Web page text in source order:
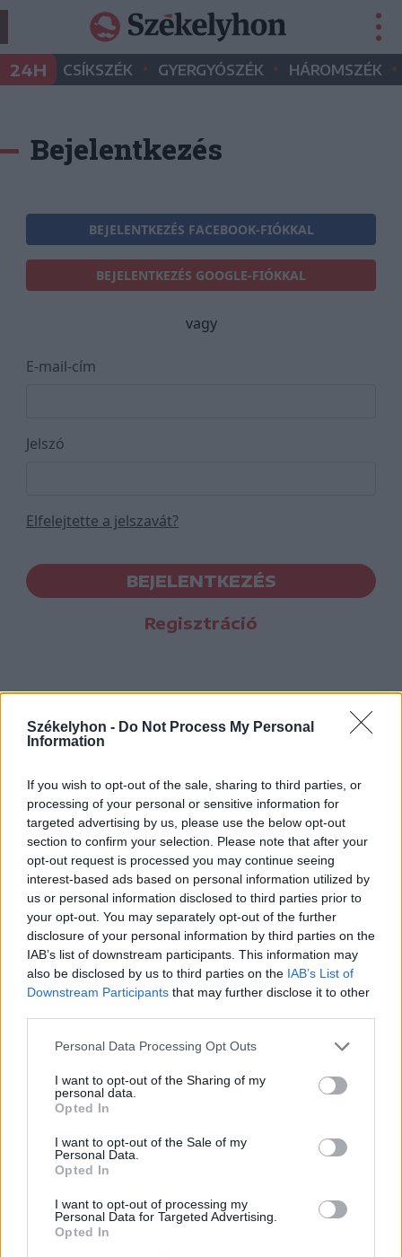
Székelyhon - Do Not Process My Personal
Information
If you wish to opt-out of the sale, sharing to third parties, or
processing of your personal or sensitive information for
targeted advertising by us, please use the below opt-out
section to confirm your selection. Please note that after your
opt-out request is processed you may continue seeing
interest-based ads based on personal information utilized by
us or personal information disclosed to third parties prior to
your opt-out. You may separately opt-out of the further
disclosure of your personal information by third parties on the
IAB’s list of downstream participants. This information may
also be disclosed by us to third parties on the IAB’s List of
Downstream Participants that may further disclose it to other
Personal Data Processing Opt Outs
I want to opt-out of the Sharing of my
personal data.
Opted In
I want to opt-out of the Sale of my
Personal Data.
Opted In
I want to opt-out of processing my
Personal Data for Targeted Advertising.
Opted In
24H CSÍKSZÉK • GYERGYÓSZÉK • HÁROMSZÉK •
Bejelentkezés
BEJELENTKEZÉS FACEBOOK-FIÓKKAL
BEJELENTKEZÉS GOOGLE-FIÓKKAL
vagy
E-mail-cím
Jelszó
Elfelejtette a jelszavát?
BEJELENTKEZÉS
Regisztráció
Hasznos
Impresszum
Szerzői jogok
Adatvédelmi tájékoztató
Cookie-kezelési tájékoztató
Hozzászólási szabályzat
Nyomtatott lapjaink archívuma
Székely Hírmondó archívuma
Sütibeállítások
Médiatér